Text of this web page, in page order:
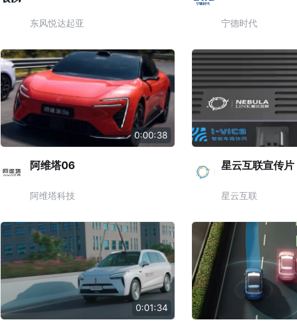
东风悦达起亚 宁德时代
0:00:38
阿维塔06
阿维塔科技
星云互联宣传片
星云互联
0:01:34